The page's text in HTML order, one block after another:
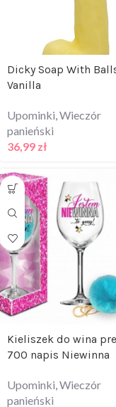
Dicky Soap With
Vanilla
Upominki,Wieczór
panieński
36,99 zł
Kieliszek do wina
700 napis Niewinna
Upominki,Wieczór
panieński